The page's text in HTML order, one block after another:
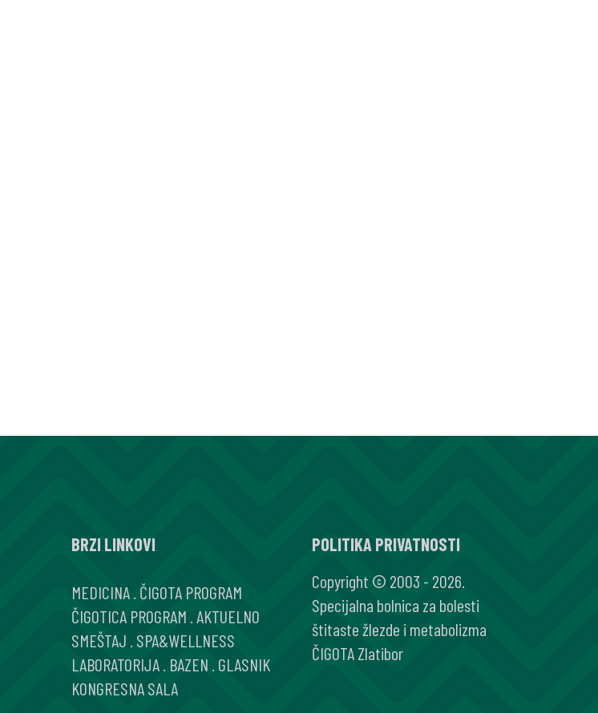
BRZI LINKOVI
MEDICINA ČIGOTA PROGRAM
ČIGOTICA PROGRAM AKTUELNO
SMEŠTAJ SPA&WELLNESS
LABORATORIJA BAZEN GLASNIK
KONGRESNA SALA
POLITIKA PRIVATNOSTI
Copyright © 2003 - 2026.
Specijalna bolnica za bolesti
štitaste žlezde i metabolizma
ČIGOTA Zlatibor